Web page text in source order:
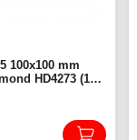
100x100 mm
HD4273 (15